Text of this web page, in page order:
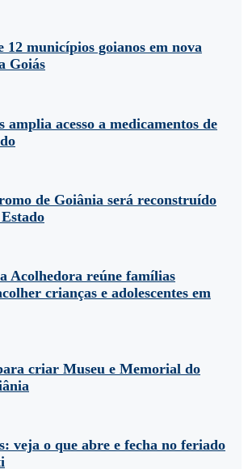
municípios goianos em nova
Goiás
amplia acesso a medicamentos de
de Goiânia será reconstruído
Acolhedora reúne famílias
crianças e adolescentes em
criar Museu e Memorial do
veja o que abre e fecha no feriado